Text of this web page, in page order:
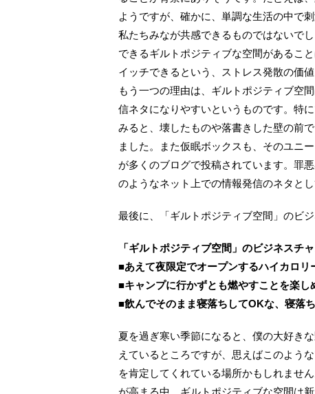
ようですが、確かに、単調な生活の中で
私たちみなが共感できるものではないで
できるギルトポジティブな空間があるこ
イッチできるという、ストレス発散の価
もう一つの理由は、ギルトポジティブ空
信ネタになりやすいというものです。特
みると、壊したものや落書きした壁の前
ました。また仮眠ボックスも、そのユニ
が多くのブログで投稿されています。罪
のようなネット上での情報発信のネタと
最後に、「ギルトポジティブ空間」のビ
「ギルトポジティブ空間」のビジネスチ
■あえて夜限定でオープンするハイカロリ
■キャンプに行かずとも燃やすことを楽し
■飲んでそのまま寝落ちしてOKな、寝落
夏を過ぎ寒い季節になると、僕の大好き
えているところですが、思えばこのよう
を肯定してくれている場所かもしれませ